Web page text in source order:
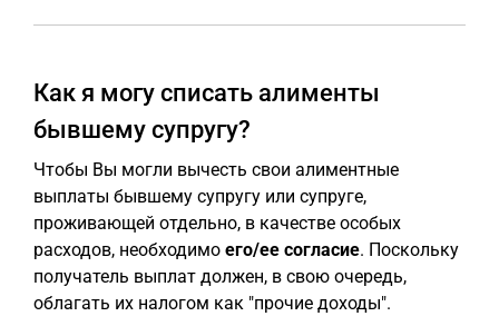
Как я могу списать алименты
бывшему супругу?
Чтобы Вы могли вычесть свои алиментные
выплаты бывшему супругу или супруге,
проживающей отдельно, в качестве особых
расходов, необходимо его/ее согласие. Поскольку
получатель выплат должен, в свою очередь,
облагать их налогом как "прочие доходы".